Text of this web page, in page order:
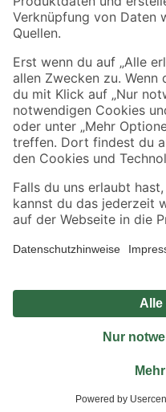
Sicher einkaufen
Jetzt die toom-App
Alle Preisangaben in EUR inkl. gesetzl.
Umständen nicht in allen Märkten
Produkte nur solange der Vorrat reicht.
*Paketversand ab 59 €
Privatsphäre
Nutzungsbedingungen
© 2026 toom Baumarkt GmbH